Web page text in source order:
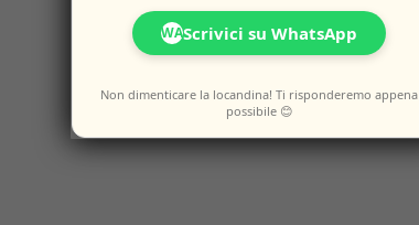
WAScrivici su WhatsApp
Non dimenticare la locandina! Ti risponderemo appena
possibile 😊